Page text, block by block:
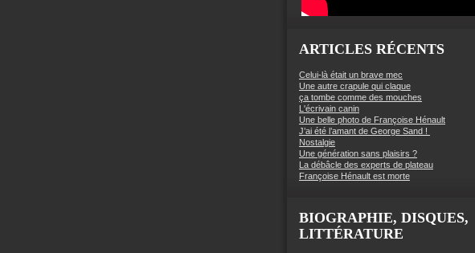
ARTICLES RÉCENTS
Celui-là était un brave mec
Une autre crapule qui claque
ça tombe comme des mouches
L'écrivain canin
Une belle photo de Françoise Hénault
J’ai été l’amant de George Sand !
Nostalgie
Une génération sans plaisirs ?
La débâcle des experts de plateau
Françoise Hénault est morte
BIOGRAPHIE, DISQUES,
LITTÉRATURE